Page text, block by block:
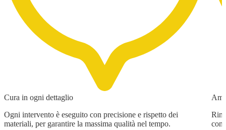
Cura in ogni dettaglio
Ogni intervento è eseguito con precisione e rispetto dei
materiali, per garantire la massima qualità nel tempo.